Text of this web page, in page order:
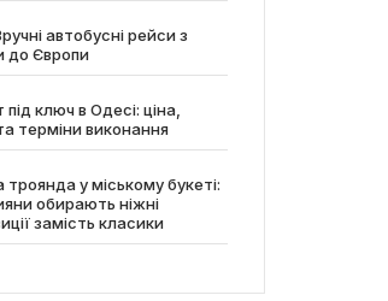
автобусні рейси з
до Європи
ключ в Одесі: ціна,
терміни виконання
у міському букеті:
обирають ніжні
замість класики